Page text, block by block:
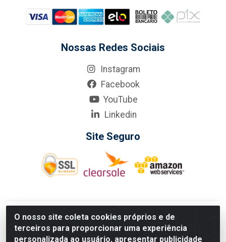
O nosso site coleta cookies próprios e de
terceiros para proporcionar uma experiência
personalizada ao usuário, apresentar publicidade
Nossas Redes Sociais
Instagram
Facebook
YouTube
Linkedin
Site Seguro
KarneKeijo Logistica Integrada LTDA - Rod. Br-101 Sul, nº3700
- Barro, Recife/PE, 50900-400 CNPJ: 24.150.377/0001-95
Estados atendidos pela KarneKeijo: PE, PB e RN.